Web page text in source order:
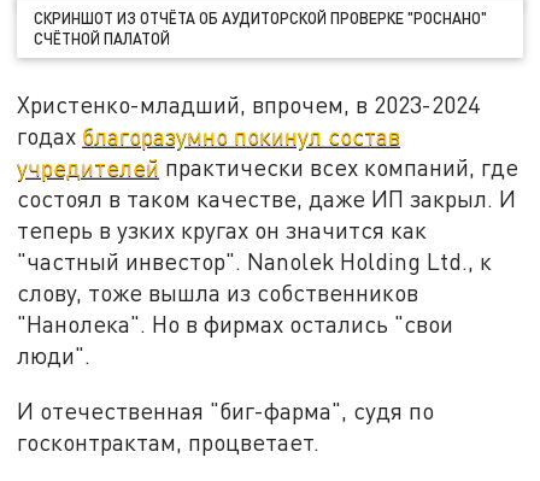
СКРИНШОТ ИЗ ОТЧЁТА ОБ АУДИТОРСКОЙ ПРОВЕРКЕ "РОСНАНО"
СЧЁТНОЙ ПАЛАТОЙ
Христенко-младший, впрочем, в 2023-2024
годах благоразумно покинул состав
учредителей практически всех компаний, где
состоял в таком качестве, даже ИП закрыл. И
теперь в узких кругах он значится как
"частный инвестор". Nanolek Holding Ltd., к
слову, тоже вышла из собственников
"Нанолека". Но в фирмах остались "свои
люди".
И отечественная "биг-фарма", судя по
госконтрактам, процветает.